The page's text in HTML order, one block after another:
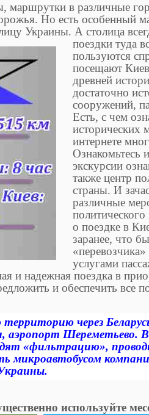
маршрутки в различные
Но есть особенный
Украины. А столица
поездки туда
пользуются
посещают
древней
достаточно
сооружений,
Есть, с чем
исторических
интернете
Ознакомьтесь
экскурсии
также центр
страны. И
различные
о поездке в
заранее, что
услугами
и надежная поездка в
и обеспечить все
через
аэропорт Шереметьево. В
«фильтрацию»,
микроавтобусом
используйте